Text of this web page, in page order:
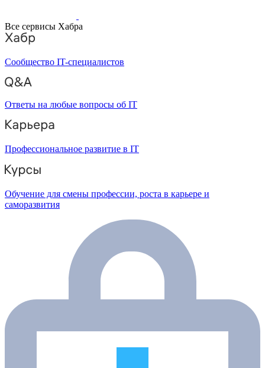
Все сервисы Хабра
Сообщество IT-специалистов
Ответы на любые вопросы об IT
Профессиональное развитие в IT
Обучение для смены профессии, роста в карьере и
саморазвития